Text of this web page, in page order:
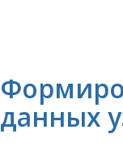
данных